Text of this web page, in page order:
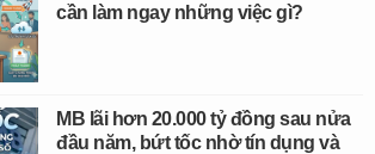
cần làm ngay những việc gì?
MB lãi hơn 20.000 tỷ đồng sau nửa
đầu năm, bứt tốc nhờ tín dụng và